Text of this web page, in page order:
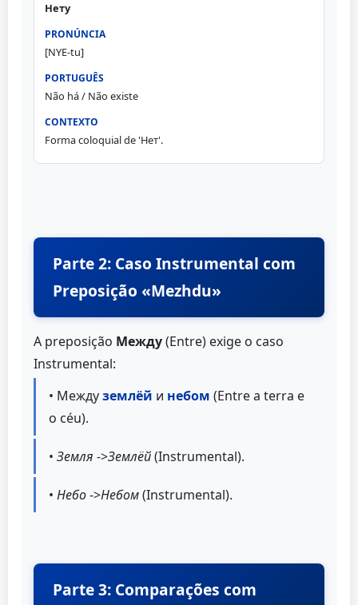
Нету
[NYE-tu]
Não há / Não existe
Forma coloquial de 'Нет'.
Parte 2: Caso Instrumental com
Preposição «Mezhdu»
A preposição Между(Entre) exige o caso
Instrumental:
• Междуземлёй и небом (Entre a terra e
o céu).
• Земля ->Землёй(Instrumental).
• Небо->Небом(Instrumental).
Parte 3: Comparações com